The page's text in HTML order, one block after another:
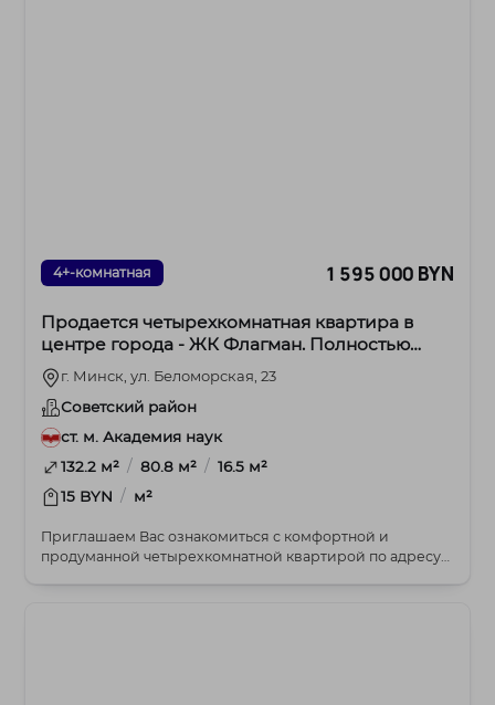
4+-комнатная 1 595 000 BYN
Продается четырехкомнатная квартира в
центре города - ЖК Флагман. Полностью
готова к проживанию!
г. Минск, ул. Беломорская, 23
Советский район
ст. м. Академия наук
132.2 м² / 80.8 м² / 16.5 м²
15 BYN / м²
Приглашаем Вас ознакомиться с комфортной и
продуманной четырехкомнатной квартирой по адресу